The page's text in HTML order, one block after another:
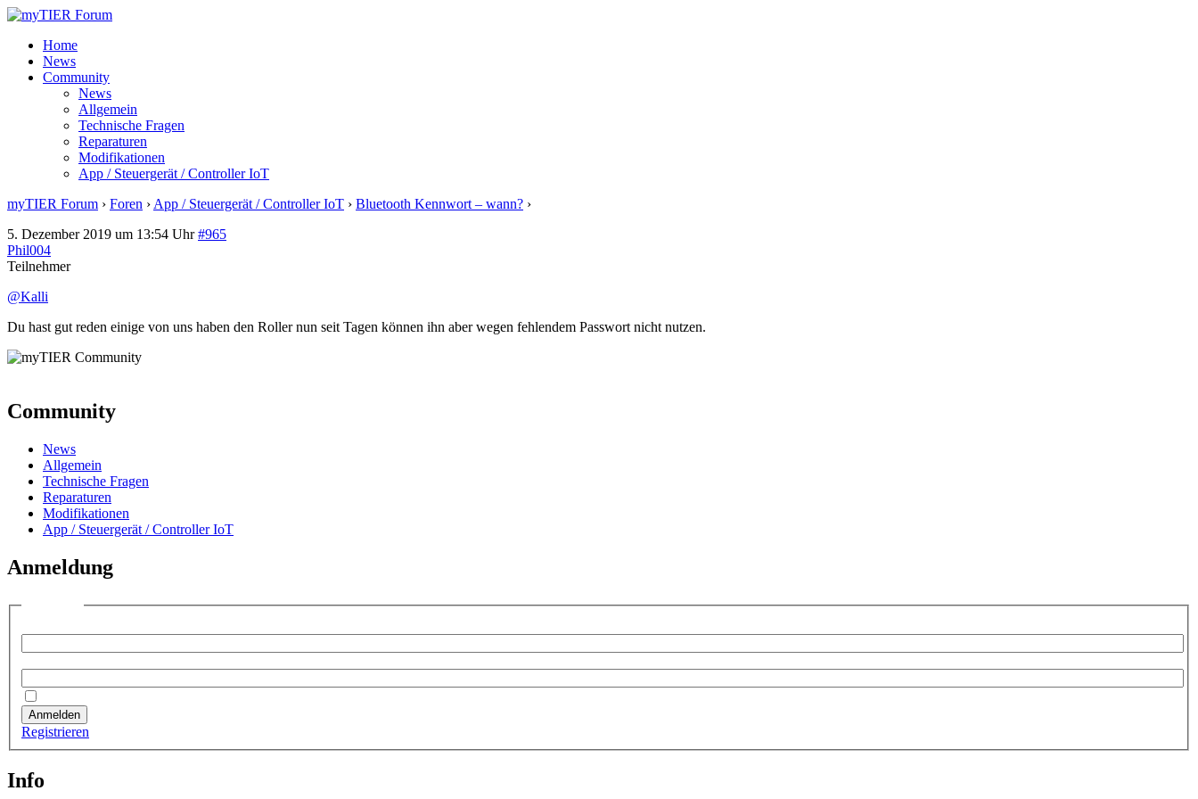
Home
News
Community
News
Allgemein
Technische Fragen
Reparaturen
Modifikationen
App / Steuergerät / Controller IoT
myTIER Forum › Foren › App / Steuergerät / Controller IoT › Bluetooth Kennwort – wann? ›
5. Dezember 2019 um 13:54 Uhr #965
Phil004
Teilnehmer
@Kalli
Du hast gut reden einige von uns haben den Roller nun seit Tagen können ihn aber wegen fehlendem Passwort nicht nutzen.
Community
News
Allgemein
Technische Fragen
Reparaturen
Modifikationen
App / Steuergerät / Controller IoT
Anmeldung
Anmelden
Registrieren
Info